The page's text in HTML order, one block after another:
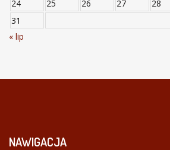
24
25 26 27 28
31
« lip
NAWIGACJA